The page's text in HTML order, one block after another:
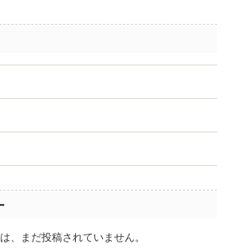
、まだ投稿されていません。